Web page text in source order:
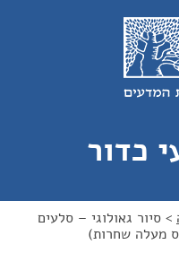
כדור
> סיור גאולוגי – סלעים
מעלה שחרות)